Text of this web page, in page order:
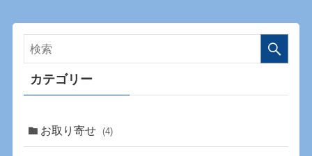
カテゴリー
お取り寄せ (4)